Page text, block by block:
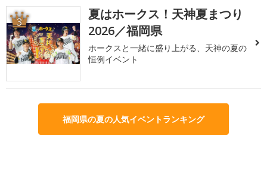
3
夏はホークス！天神夏まつり
2026／福岡県
ホークスと一緒に盛り上がる、天神の夏の
恒例イベント
福岡県の夏の人気イベントランキング